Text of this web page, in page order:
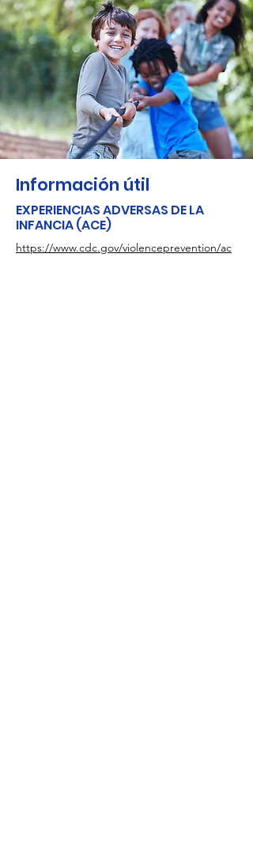
Información útil
EXPERIENCIAS ADVERSAS DE LA
INFANCIA (ACE)
https://www.cdc.gov/violenceprevention/ac